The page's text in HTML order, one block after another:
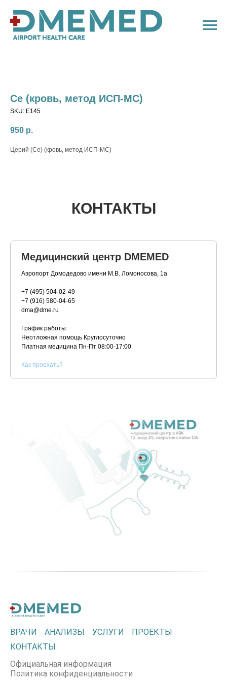
Ce (кровь, метод ИСП-МС)
SKU: E145
950 р.
Церий (Ce) (кровь, метод ИСП-МС)
КОНТАКТЫ
Медицинский центр DMEMED
Аэропорт Домодедово имени М.В. Ломоносова, 1а
+7 (495) 504-02-49
+7 (916) 580-04-65
dma@dme.ru
График работы:
Неотложная помощь Круглосуточно
Платная медицина Пн-Пт 08:00-17:00
Как проехать?
ВРАЧИ АНАЛИЗЫ УСЛУГИ
ПРОЕКТЫ
КОНТАКТЫ
Официальная информация
Политика конфиденциальности